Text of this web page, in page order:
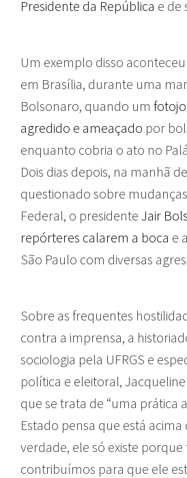
Presidente da República e de
Um exemplo disso
em Brasília, durante uma
Bolsonaro, quando um
agredido e ameaçado por
enquanto cobria o ato no
Dois dias depois, na manhã
questionado sobre
Federal, o presidente Jair
repórteres calarem a boca e
São Paulo com diversas
Sobre as frequentes
contra a imprensa, a
sociologia pela UFRGS e
política e eleitoral,
que se trata de “uma prática
Estado pensa que está
verdade, ele só existe porque
contribuímos para que ele